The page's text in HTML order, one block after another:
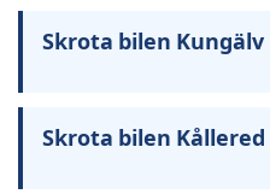
Skrota bilen Kungälv
Skrota bilen Kållered